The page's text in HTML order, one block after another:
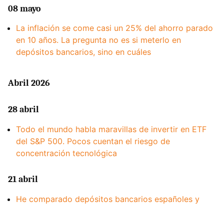
08 mayo
La inflación se come casi un 25% del ahorro parado
en 10 años. La pregunta no es si meterlo en
depósitos bancarios, sino en cuáles
Abril 2026
28 abril
Todo el mundo habla maravillas de invertir en ETF
del S&P 500. Pocos cuentan el riesgo de
concentración tecnológica
21 abril
He comparado depósitos bancarios españoles y